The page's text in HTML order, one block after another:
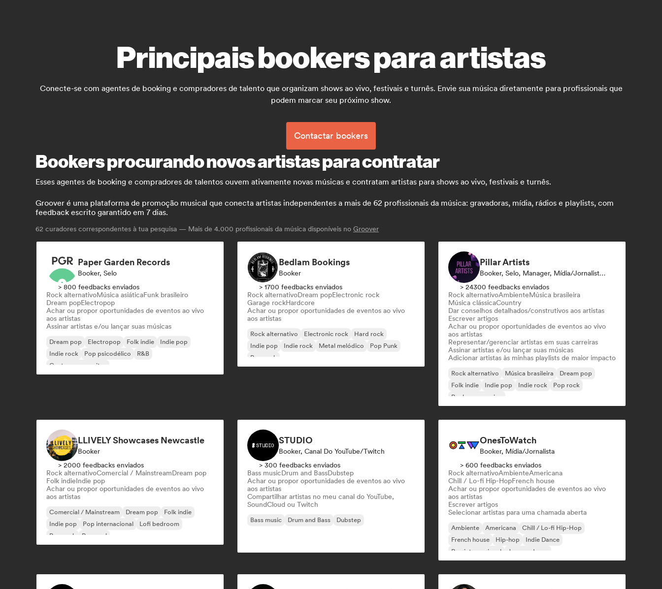
Principais bookers para artistas
Conecte-se com agentes de booking e compradores de talento que organizam shows ao vivo, festivais e turnês. Envie sua música diretamente para profissionais que
podem marcar seu próximo show.
Contactar bookers
Bookers procurando novos artistas para contratar
Esses agentes de booking e compradores de talentos ouvem ativamente novas músicas e contratam artistas para shows ao vivo, festivais e turnês.
Groover é uma plataforma de promoção musical que conecta artistas independentes a mais de 62 profissionais da música: gravadoras, mídia, rádios e playlists, com
feedback escrito garantido em 7 dias.
62 curadores correspondentes à tua pesquisa — Mais de 4.000 profissionais da música disponíveis no Groover
Paper Garden Records
Booker, Selo
> 800 feedbacks enviados
Rock alternativoMúsica asiáticaFunk brasileiro
Dream popElectropop
Achar ou propor oportunidades de eventos ao vivo
aos artistas
Assinar artistas e/ou lançar suas músicas
Dream pop Electropop Folk indie
Indie pop
Indie rock
Pop psicodélico
R&B
Cantor-compositor
Bedlam Bookings
Booker
> 1700 feedbacks enviados
Rock alternativoDream popElectronic rock
Garage rockHardcore
Achar ou propor oportunidades de eventos ao vivo
aos artistas
Rock alternativo Electronic rock
Hard rock
Indie pop
Indie rock Metal melódico
Pop Punk
Pop rock
Pillar Artists
Booker, Selo, Manager, Mídia/Jornalista, Mentor, Playlist
> 24300 feedbacks enviados
Rock alternativoAmbienteMúsica brasileira
Música clássicaCountry
Dar conselhos detalhados/construtivos aos artistas
Escrever artigos
Achar ou propor oportunidades de eventos ao vivo
aos artistas
Representar/gerenciar artistas em suas carreiras
Assinar artistas e/ou lançar suas músicas
Adicionar artistas às minhas playlists de maior impacto
Rock alternativo Música brasileira
Dream pop
Folk indie
Indie pop Indie rock
Pop rock
Rock progressivo
LLIVELY Showcases Newcastle
Booker
> 2000 feedbacks enviados
Rock alternativoComercial / MainstreamDream pop
Folk indieIndie pop
Achar ou propor oportunidades de eventos ao vivo
aos artistas
Comercial / Mainstream Dream pop
Folk indie
Indie pop
Pop internacional
Lofi bedroom
Pop rock
Pop soul
STUDIO
Booker, Canal Do YouTube/Twitch
> 300 feedbacks enviados
Bass musicDrum and BassDubstep
Achar ou propor oportunidades de eventos ao vivo
aos artistas
Compartilhar artistas no meu canal do YouTube,
SoundCloud ou Twitch
Bass music Drum and Bass Dubstep
OnesToWatch
Booker, Mídia/Jornalista
> 600 feedbacks enviados
Rock alternativoAmbienteAmericana
Chill / Lo-fi Hip-HopFrench house
Achar ou propor oportunidades de eventos ao vivo
aos artistas
Escrever artigos
Selecionar artistas para uma chamada aberta
Ambiente Americana
Chill / Lo-fi Hip-Hop
French house
Hip-hop
Indie Dance
Rap internacional
Jazz moderno